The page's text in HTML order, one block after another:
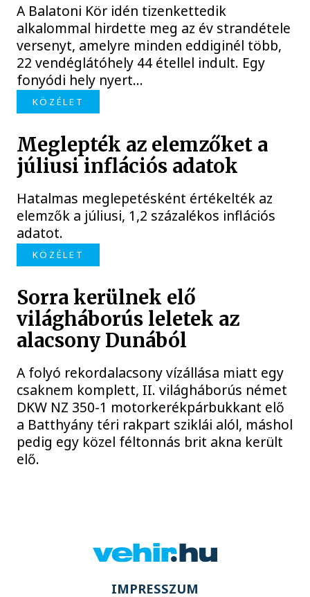
A Balatoni Kör idén tizenkettedik
alkalommal hirdette meg az év strandétele
versenyt, amelyre minden eddiginél több,
22 vendéglátóhely 44 étellel indult. Egy
fonyódi hely nyert...
KÖZÉLET
Meglepték az elemzőket a
júliusi inflációs adatok
Hatalmas meglepetésként értékelték az
elemzők a júliusi, 1,2 százalékos inflációs
adatot.
KÖZÉLET
Sorra kerülnek elő
világháborús leletek az
alacsony Dunából
A folyó rekordalacsony vízállása miatt egy
csaknem komplett, II. világháborús német
DKW NZ 350-1 motorkerékpárbukkant elő
a Batthyány téri rakpart sziklái alól, máshol
pedig egy közel féltonnás brit akna került
elő.
IMPRESSZUM